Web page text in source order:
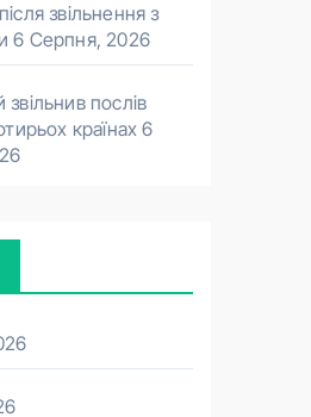
звільнення з
6 Серпня, 2026
послів
країнах 6